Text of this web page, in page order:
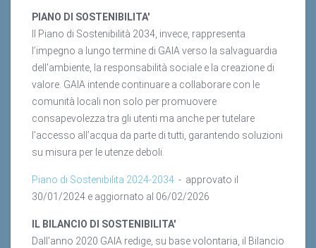
PIANO DI SOSTENIBILITA'
Il Piano di Sostenibilità 2034, invece, rappresenta
l’impegno a lungo termine di GAIA verso la salvaguardia
dell'ambiente, la responsabilità sociale e la creazione di
valore. GAIA intende continuare a collaborare con le
comunità locali non solo per promuovere
consapevolezza tra gli utenti ma anche per tutelare
l’accesso all’acqua da parte di tutti, garantendo soluzioni
su misura per le utenze deboli.
Piano di Sostenibilita 2024-2034 - approvato il
30/01/2024 e aggiornato al 06/02/2026
IL BILANCIO DI SOSTENIBILITA'
Dall'anno 2020 GAIA redige, su base volontaria, il Bilancio